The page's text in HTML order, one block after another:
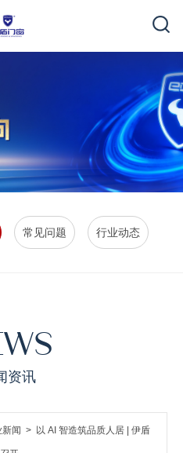
常见问题 行业动态
资讯
新闻 > 以 AI 智造筑品质人居 | 伊盾